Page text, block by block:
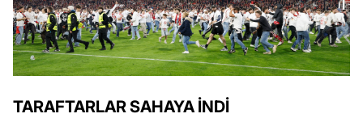
TARAFTARLAR SAHAYA İNDİ